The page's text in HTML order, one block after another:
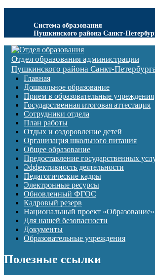
Система образования
Пушкинского района Санкт-
Отдел образования администрации
Пушкинского района Санкт-
Главная
Дошкольное образование
Прием в образовательные учреждения
Государственная итоговая аттестация
Сотрудники отдела
План работы
Отдых и оздоровление детей
Организация школьного питания
Общее образование
Предоставление государственных
Эффективность деятельности
Педагогические кадры
Электронные ресурсы
Обновленный ФГОС
Кадровый резерв
Национальный проект «Образование»
Для нашей безопасности
Документы
Образовательные учреждения
Полезные ссылки